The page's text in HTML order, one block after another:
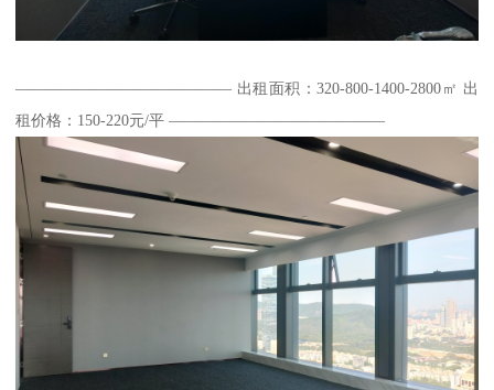
—————————————— 出租面积：320-800-1400-2800㎡ 出
租价格：150-220元/平 ——————————————